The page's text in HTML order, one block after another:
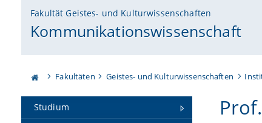
Fakultät Geistes- und Kulturwissenschaften
Kommunikationswissenschaft
Fakultäten Geistes- und Kulturwissenschaften
Studium